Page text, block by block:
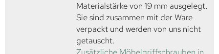
Materialstärke von 19 mm ausgelegt.
Sie sind zusammen mit der Ware
verpackt und werden von uns nicht
getauscht.